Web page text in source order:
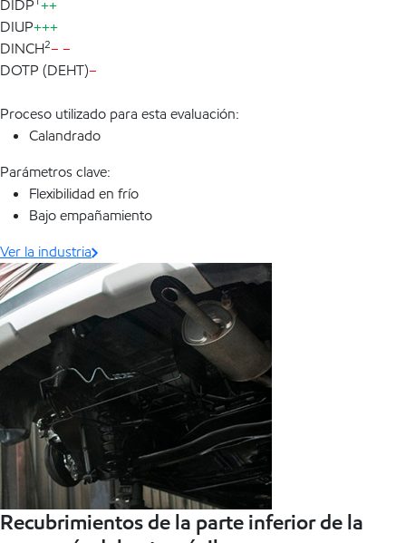
DIDP ++
DIUP+++
DINCH2– –
DOTP (DEHT)–
Proceso utilizado para esta evaluación:
Calandrado
Parámetros clave:
Flexibilidad en frío
Bajo empañamiento
Ver la industria
Recubrimientos de la parte inferior de la